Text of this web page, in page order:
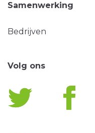
Samenwerking
Bedrijven
Volg ons